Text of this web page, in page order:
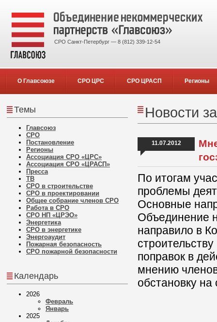
СРО Санкт-Петербург — 8 (812) 339-12-54
О Главсоюзе СРО ЦРС СРО ЦРАСП Регионы
Темы
Главсоюз
СРО
Постановление
Регионы
Ассоциация СРО «ЦРС»
Ассоциация СРО «ЦРАСП»
Пресса
ТВ
СРО в строительстве
СРО в проектировании
Общее собрание членов СРО
Работа в СРО
СРО НП «ЦРЭО»
Энергетика
СРО в энергетике
Энергоаудит
Пожарная безопасность
СРО пожарной безопасности
Календарь
2026
Февраль
Январь
2025
Новости
11.07.2012
По итогам
проблемы
Основные
Объединение
направило в
поправок в
мнению
обстановку